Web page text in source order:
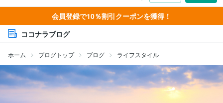
会員登録で10％割引クーポンを獲得！
ココナラブログ
ホーム ブログトップ ブログ ライフスタイル